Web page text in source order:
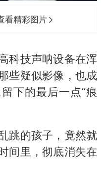
看精彩图片
科技声呐设备在浑
些疑似影像，也成
下的最后一点“痕
跳的孩子，竟然就
间里，彻底消失在